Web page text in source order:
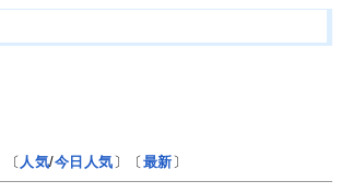
〔 人気/今日人気 〕〔 最新 〕